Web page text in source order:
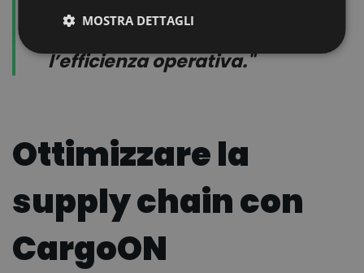
dei camion e aumentando
l’efficienza operativa."
Ottimizzare la
supply chain con
CargoON
MOSTRA DETTAGLI